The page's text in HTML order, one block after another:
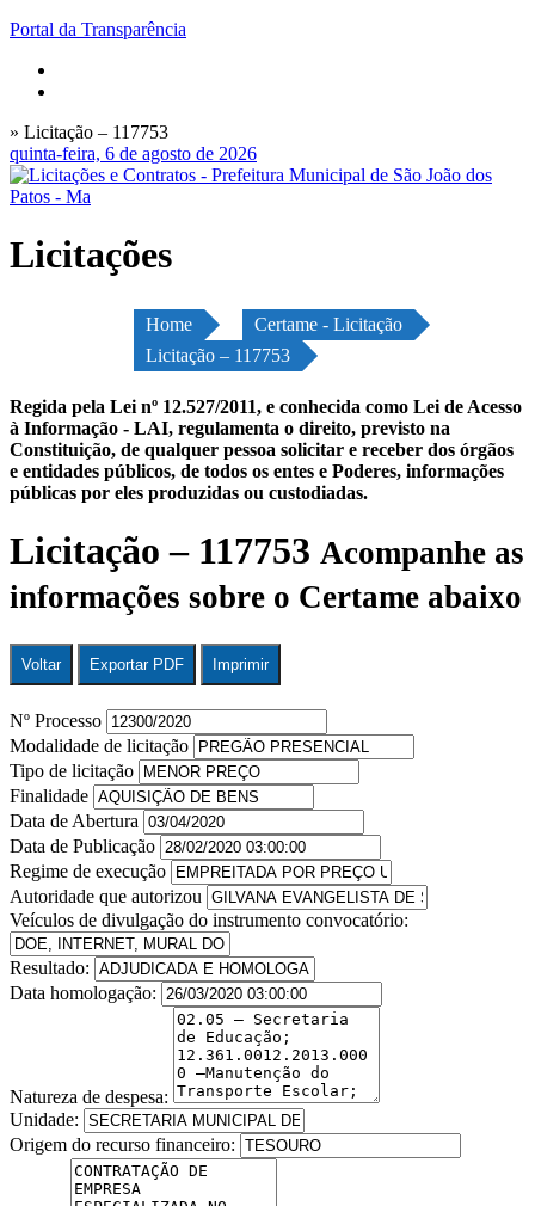
Portal da Transparência
» Licitação – 117753
quinta-feira, 6 de agosto de 2026
Licitações
Home
Certame - Licitação
Licitação – 117753
Regida pela Lei nº 12.527/2011, e conhecida como Lei de Acesso
à Informação - LAI, regulamenta o direito, previsto na
Constituição, de qualquer pessoa solicitar e receber dos órgãos
e entidades públicos, de todos os entes e Poderes, informações
públicas por eles produzidas ou custodiadas.
Licitação – 117753 Acompanhe as
informações sobre o Certame abaixo
Voltar Exportar PDF Imprimir
Nº Processo
Modalidade de licitação
Tipo de licitação
Finalidade
Data de Abertura
Data de Publicação
Regime de execução
Autoridade que autorizou
Veículos de divulgação do instrumento convocatório:
Resultado:
Data homologação:
Natureza de despesa:
Unidade:
Origem do recurso financeiro: